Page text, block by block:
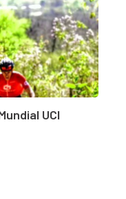
UCI